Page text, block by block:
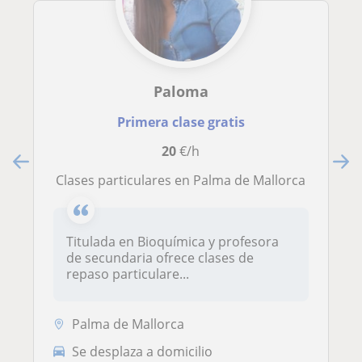
Paloma
Primera clase gratis
20€/h
Clases particulares en Palma de Mallorca
Titulada en Bioquímica y profesora
de secundaria ofrece clases de
repaso particulare...
Palma de Mallorca
Se desplaza a domicilio